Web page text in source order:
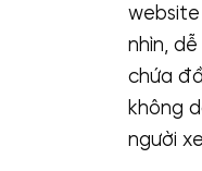
nhìn,
chứa
không
người